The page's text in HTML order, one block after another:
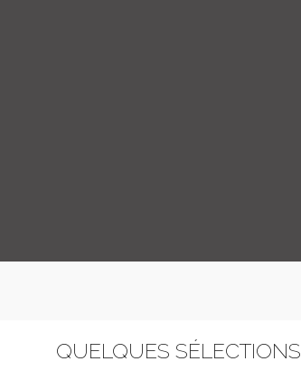
QUELQUES SÉLECTIONS